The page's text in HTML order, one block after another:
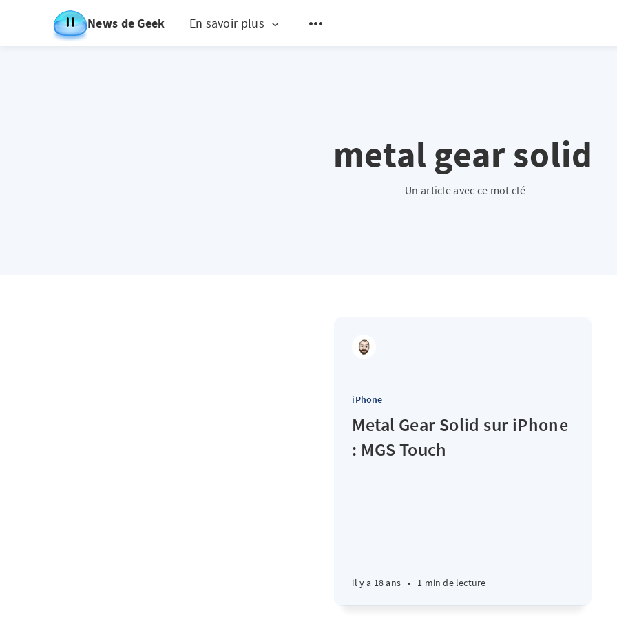
News de Geek En savoir plus
metal gear solid
Un article avec ce mot clé
iPhone
Metal Gear Solid sur iPhone
: MGS Touch
il y a 18 ans • 1 min de lecture